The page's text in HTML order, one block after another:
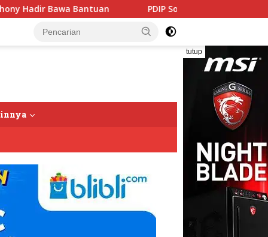
PDIP Somasi KWP Soal Tuduhan ‘Gerombolan
tutup